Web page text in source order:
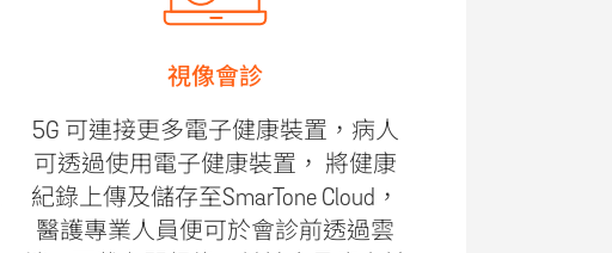
視像會診
5G 可連接更多電子健康裝置，病人
可透過使用電子健康裝置， 將健康
紀錄上傳及儲存至SmarTone Cloud，
醫護專業人員便可於會診前透過雲